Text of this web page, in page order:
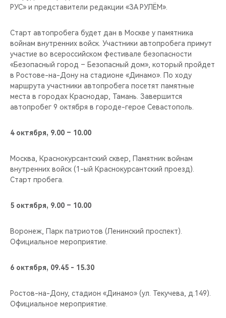
РУС» и представители редакции «ЗА РУЛЁМ».
Старт автопробега будет дан в Москве у памятника
войнам внутренних войск. Участники автопробега примут
участие во всероссийском фестивале безопасности
«Безопасный город – Безопасный дом», который пройдет
в Ростове-на-Дону на стадионе «Динамо». По ходу
маршрута участники автопробега посетят памятные
места в городах Краснодар, Тамань. Завершится
автопробег 9 октября в городе-герое Севастополь.
4 октября, 9.00 – 10.00
Москва, Краснокурсантский сквер, Памятник войнам
внутренних войск (1-ый Краснокурсантский проезд).
Старт пробега.
5 октября, 9.00 – 10.00
Воронеж, Парк патриотов (Ленинский проспект).
Официальное мероприятие.
6 октября, 09.45 - 15.30
Ростов-на-Дону, cтадион «Динамо» (ул. Текучева, д.149).
Официальное мероприятие.